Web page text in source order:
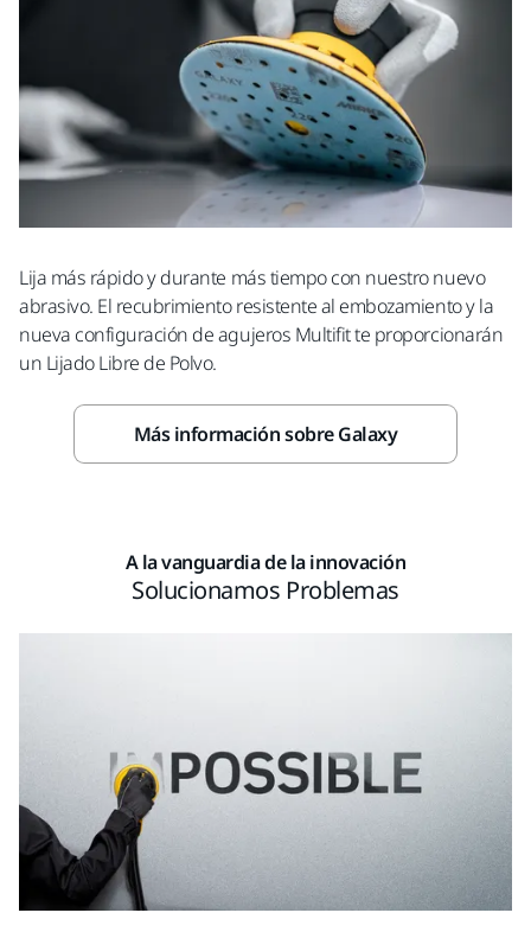
Lija más rápido y durante más tiempo con nuestro nuevo
abrasivo. El recubrimiento resistente al embozamiento y la
nueva configuración de agujeros Multifit te proporcionarán
un Lijado Libre de Polvo.
Más información sobre Galaxy
A la vanguardia de la innovación
Solucionamos Problemas